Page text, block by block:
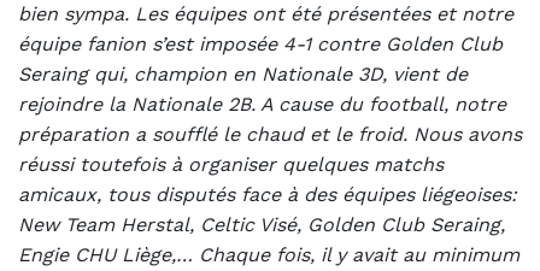
bien sympa. Les équipes ont été présentées et notre
équipe fanion s’est imposée 4-1 contre Golden Club
Seraing qui, champion en Nationale 3D, vient de
rejoindre la Nationale 2B. A cause du football, notre
préparation a soufflé le chaud et le froid. Nous avons
réussi toutefois à organiser quelques matchs
amicaux, tous disputés face à des équipes liégeoises:
New Team Herstal, Celtic Visé, Golden Club Seraing,
Engie CHU Liège,… Chaque fois, il y avait au minimum